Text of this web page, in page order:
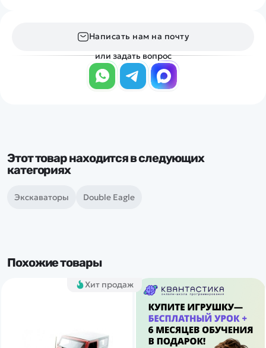
Написать нам на почту
или задать вопрос
Этот товар находится в следующих
категориях
Экскаваторы Double Eagle
Похожие товары
Хит продаж